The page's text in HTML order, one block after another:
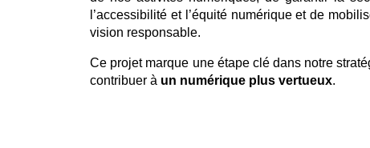
l’accessibilité et l’équité numérique et de
vision responsable.
Ce projet marque une étape clé dans notre
contribuer à un numérique plus vertueux.